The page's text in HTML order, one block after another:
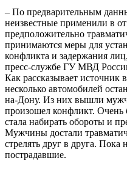
– По предварительным
неизвестные применили в
предположительно
принимаются меры для
конфликта и задержания
пресс-службе ГУ МВД
Как рассказывает источник
несколько автомобилей
на-Дону. Из них вышли
произошел конфликт. Очень
стала набирать обороты и
Мужчины достали
стрелять друг в друга.
пострадавшие.